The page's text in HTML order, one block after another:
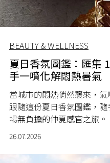
BEAUTY & WELLNESS
夏日香氛圖鑑：匯集
手一噴化解悶熱暑氣
當城市的悶熱悄然襲來，
跟隨這份夏日香氛圖鑑，
場無負擔的仲夏感官之旅。
26.07.2026